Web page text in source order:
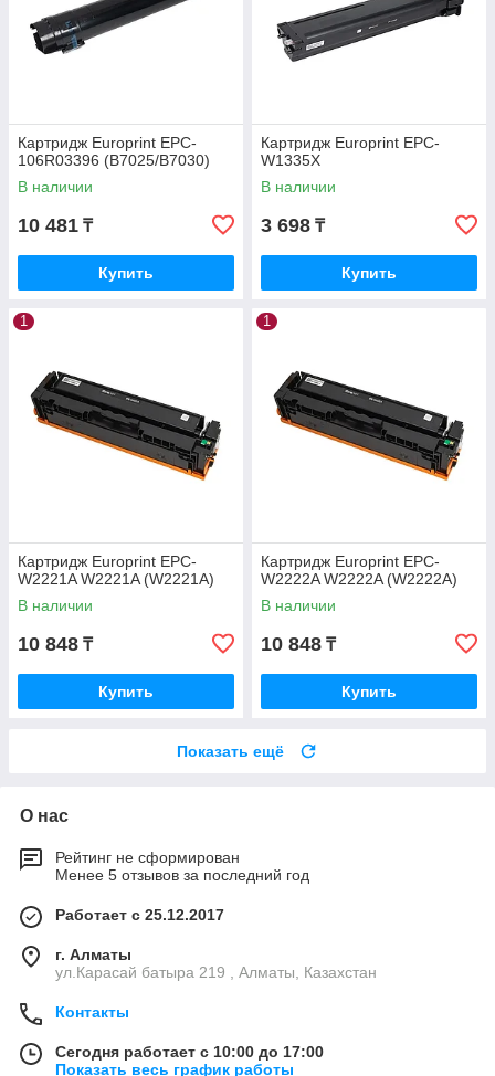
Картридж Europrint EPC-
106R03396 (B7025/B7030)
В наличии
10 481 ₸
Купить
Картридж Europrint EPC-
W1335X
В наличии
3 698 ₸
Купить
1
Картридж Europrint EPC-
W2221A W2221A (W2221A)
В наличии
10 848 ₸
Купить
1
Картридж Europrint EPC-
W2222A W2222A (W2222A)
В наличии
10 848 ₸
Купить
Показать ещё
О нас
Рейтинг не сформирован
Менее 5 отзывов за последний год
Работает с 25.12.2017
г. Алматы
ул.Карасай батыра 219 , Алматы, Казахстан
Контакты
Сегодня работает с 10:00 до 17:00
Показать весь график работы